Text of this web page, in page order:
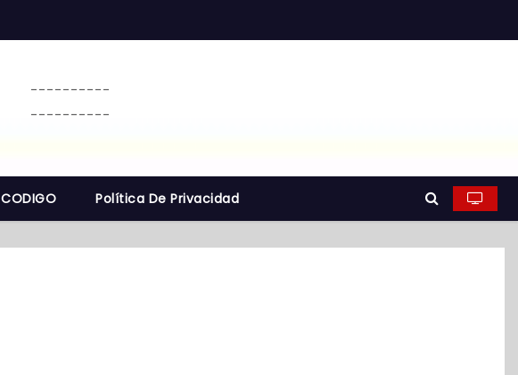
----------
----------
CODIGO Política De Privacidad